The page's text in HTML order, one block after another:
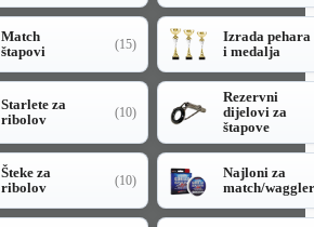
Match
štapovi
(15)
Izrada pehara
i medalja
Starlete za
ribolov
(10)
Rezervni
dijelovi za
štapove
Šteke za
ribolov
(10)
Najloni za
match/waggler